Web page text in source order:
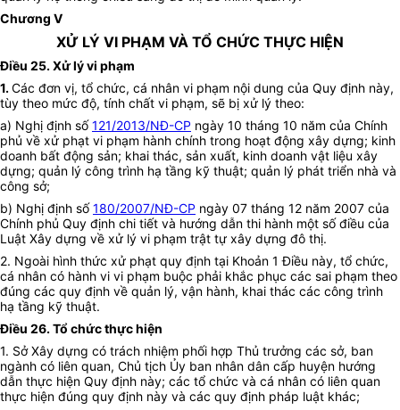
Chương V
XỬ LÝ VI PHẠM VÀ TỔ CHỨC THỰC HIỆN
Điều 25. Xử lý vi phạm
1.Các đơn vị, tổ chức, cá nhân vi phạm nội dung của Quy định này,
tùy theo mức độ, tính chất vi phạm, sẽ bị xử lý theo:
a) Nghị định số121/2013/NĐ-CP ngày 10 tháng 10 năm của Chính
phủ về xử phạt vi phạm hành chính trong hoạt động xây dựng; kinh
doanh bất động sản; khai thác, sản xuất, kinh doanh vật liệu xây
dựng; quản lý công trình hạ tầng kỹ thuật; quản lý phát triển nhà và
công sở;
b) Nghị định số180/2007/NĐ-CP ngày 07 tháng 12 năm 2007 của
Chính phủ Quy định chi tiết và hướng dẫn thi hành một số điều của
Luật Xây dựng về xử lý vi phạm trật tự xây dựng đô thị.
2. Ngoài hình thức xử phạt quy định tại Khoản 1 Điều này, tổ chức,
cá nhân có hành vi vi phạm buộc phải khắc phục các sai phạm theo
đúng các quy định về quản lý, vận hành, khai thác các công trình
hạ tầng kỹ thuật.
Điều 26. Tổ chức thực hiện
1. Sở Xây dựng có trách nhiệm phối hợp Thủ trưởng các sở, ban
ngành có liên quan, Chủ tịch Ủy ban nhân dân cấp huyện hướng
dẫn thực hiện Quy định này; các tổ chức và cá nhân có liên quan
thực hiện đúng quy định này và các quy định pháp luật khác;